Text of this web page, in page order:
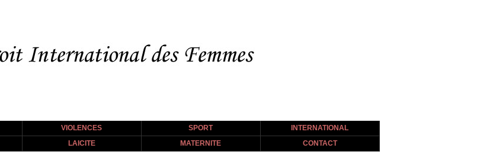
VIOLENCES SPORT
INTERNATIONAL
LAICITE MATERNITE CONTACT